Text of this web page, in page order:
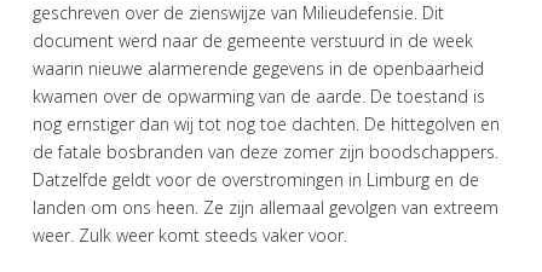
geschreven over de zienswijze van Milieudefensie. Dit
document werd naar de gemeente verstuurd in de week
waarin nieuwe alarmerende gegevens in de openbaarheid
kwamen over de opwarming van de aarde. De toestand is
nog ernstiger dan wij tot nog toe dachten. De hittegolven en
de fatale bosbranden van deze zomer zijn boodschappers.
Datzelfde geldt voor de overstromingen in Limburg en de
landen om ons heen. Ze zijn allemaal gevolgen van extreem
weer. Zulk weer komt steeds vaker voor.